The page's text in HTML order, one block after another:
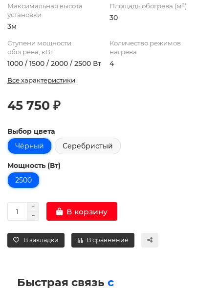
Максимальная высота
установки
3м
Площадь обогрева (м²)
30
Ступени мощности
обогрева, кВт
1000 / 1500 / 2000 / 2500 Вт
Количество режимов
нагрева
4
Все характеристики
45 750 ₽
Выбор цвета
Чёрный
Серебристый
Мощность (Вт)
2500
В корзину
В закладки В сравнение
Быстрая связь с